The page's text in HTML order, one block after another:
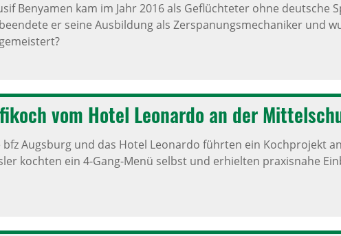
Benyamen kam im Jahr 2016 als Geflüchteter ohne deutsche
er seine Ausbildung als Zerspanungsmechaniker und
vom Hotel Leonardo an der
Augsburg und das Hotel Leonardo führten ein Kochprojekt
kochten ein 4-Gang-Menü selbst und erhielten praxisnahe